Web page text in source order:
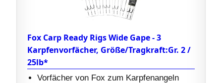
Fox Carp Ready Rigs Wide Gape - 3
Karpfenvorfächer, Größe/Tragkraft:Gr. 2 /
25lb*
Vorfächer von Fox zum Karpfenangeln